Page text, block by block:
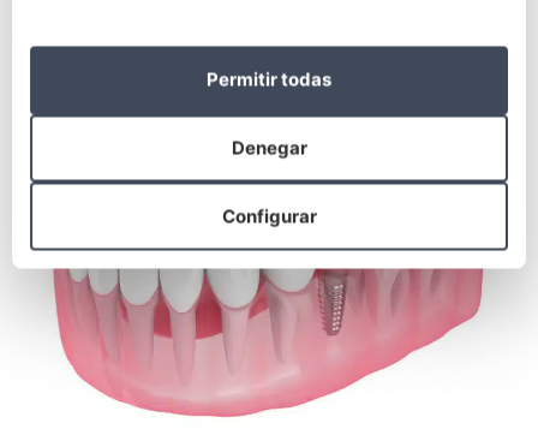
Configurar
Denegar
Permitir todas